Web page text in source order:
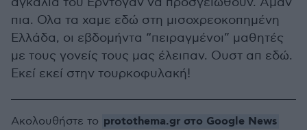
πια. Ολα τα χαμε εδώ στη μισοχρεοκοπημένη
Ελλάδα, οι εβδομήντα “πειραγμένοι” μαθητές
με τους γονείς τους μας έλειπαν. Ουστ απ εδώ.
Εκεί εκεί στην τουρκοφυλακή!
Ακολουθήστε το protothema.gr στο Google News